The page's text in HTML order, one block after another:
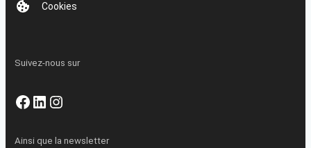
Cookies
Suivez-nous sur
Facebook
LinkedIn
Instagram
Ainsi que la newsletter